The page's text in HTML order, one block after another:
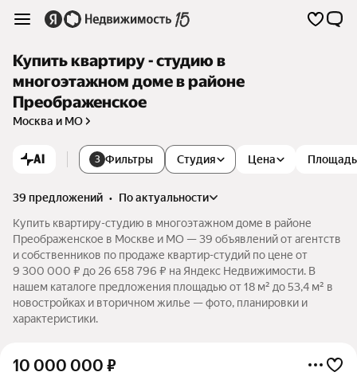
Купить квартиру - студию в
многоэтажном доме в районе
Преображенское
Москва и МО
AI 3 Фильтры Студия Цена Площадь
39 предложений •
по актуальности
Купить квартиру-студию в многоэтажном доме в районе
Преображенское в Москве и МО — 39 объявлений от агентств
и собственников по продаже квартир-студий по цене от
9 300 000 ₽ до 26 658 796 ₽ на Яндекс Недвижимости. В
нашем каталоге предложения площадью от 18 м² до 53,4 м² в
новостройках и вторичном жилье — фото, планировки и
характеристики.
10 000 000 ₽